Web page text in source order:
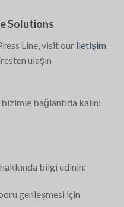
Solutions
Line, visit our İletişim
ulaşın
bağlantıda kalın:
bilgi edinin:
genleşmesi için